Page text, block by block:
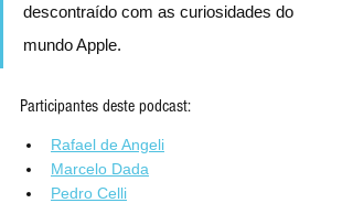
descontraído com as curiosidades do
mundo Apple.
Participantes deste podcast:
Rafael de Angeli
Marcelo Dada
Pedro Celli